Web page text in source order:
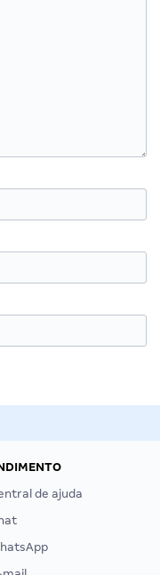
de ajuda